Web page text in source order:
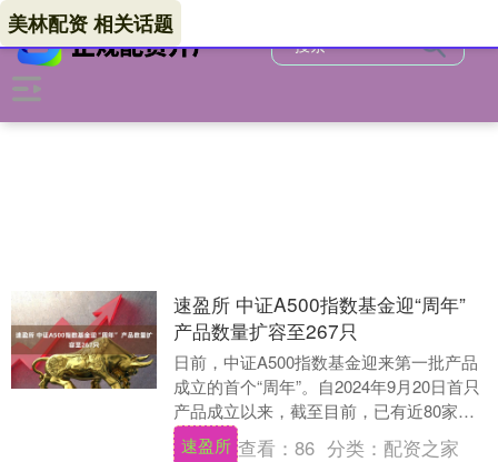
美林配资 相关话题
速盈所 中证A500指数基金迎“周年”
产品数量扩容至267只
日前，中证A500指数基金迎来第一批产品
成立的首个“周年”。自2024年9月20日首只
产品成立以来，截至目前，已有近80家基
金公司下场布局中证A500指数基金。....
速盈所 查看：86 分类： 配资之家